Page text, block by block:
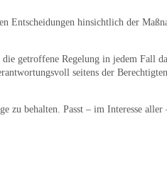
Entscheidungen hinsichtlich der
getroffene Regelung in jedem Fall
seitens der
zu behalten. Passt – im Interesse